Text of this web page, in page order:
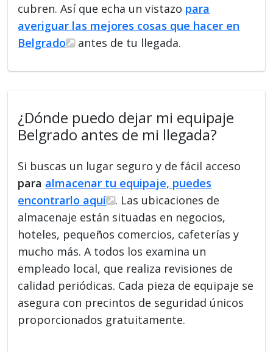
cubren. Así que echa un vistazo para
averiguar las mejores cosas que hacer en
Belgrado
antes de tu llegada.
¿Dónde puedo dejar mi equipaje
Belgrado antes de mi llegada?
Si buscas un lugar seguro y de fácil acceso
para almacenar tu equipaje, puedes
encontrarlo aquí
. Las ubicaciones de
almacenaje están situadas en negocios,
hoteles, pequeños comercios, cafeterías y
mucho más. A todos los examina un
empleado local, que realiza revisiones de
calidad periódicas. Cada pieza de equipaje se
asegura con precintos de seguridad únicos
proporcionados gratuitamente.